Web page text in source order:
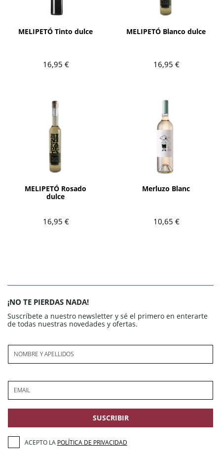
MELIPETÓ Tinto dulce
16,95 €
AÑADIR
MELIPETÓ Blanco dulce
16,95 €
AÑADIR
MELIPETÓ Rosado
dulce
16,95 €
AÑADIR
Merluzo Blanc
10,65 €
AÑADIR
¡NO TE PIERDAS NADA!
Suscríbete a nuestro newsletter y sé el primero en enterarte
de todas nuestras novedades y ofertas.
NOMBRE Y APELLIDOS
EMAIL
SUSCRIBIR
ACEPTO LA POLÍTICA DE PRIVACIDAD